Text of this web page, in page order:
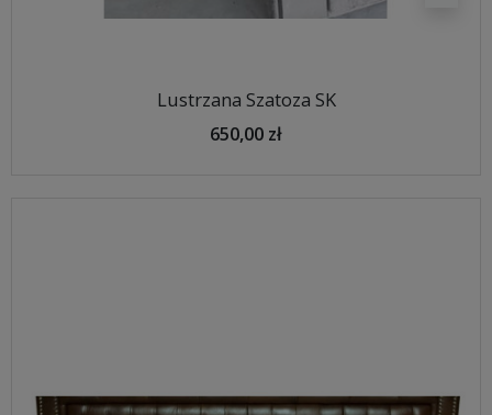
Lustrzana Szatoza SK
650,00 zł